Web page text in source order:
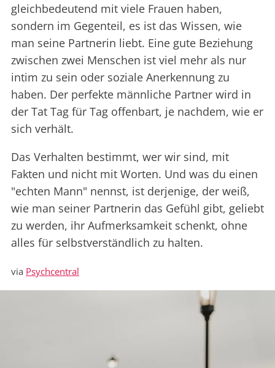
gleichbedeutend mit viele Frauen haben,
sondern im Gegenteil, es ist das Wissen, wie
man seine Partnerin liebt. Eine gute Beziehung
zwischen zwei Menschen ist viel mehr als nur
intim zu sein oder soziale Anerkennung zu
haben. Der perfekte männliche Partner wird in
der Tat Tag für Tag offenbart, je nachdem, wie er
sich verhält.
Das Verhalten bestimmt, wer wir sind, mit
Fakten und nicht mit Worten. Und was du einen
"echten Mann" nennst, ist derjenige, der weiß,
wie man seiner Partnerin das Gefühl gibt, geliebt
zu werden, ihr Aufmerksamkeit schenkt, ohne
alles für selbstverständlich zu halten.
via Psychcentral